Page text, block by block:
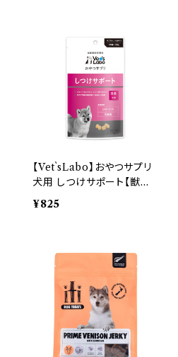
【Vet`sLabo】おやつサプリ
犬用 しつけサポート【獣医
師開発】
¥825